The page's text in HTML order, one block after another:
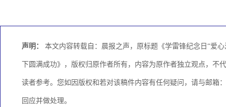
声明： 本文内容转载自：晨报之声，原标题《学雷锋纪念日“爱
下圆满成功》，版权归原作者所有，内容为原作者独立观点，
读者参考。您如因版权和若对该稿件内容有任何疑问，请与邮箱
回应并做处理。